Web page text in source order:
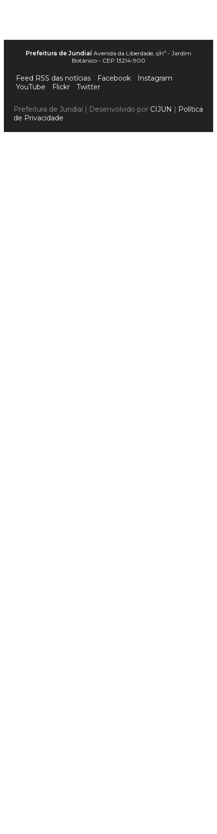
Prefeitura de Jundiaí Avenida da Liberdade, s/nº - Jardim
Botânico - CEP 13214-900
Feed RSS das notícias Facebook
Instagram
YouTube
Flickr Twitter
Prefeitura de Jundiaí | Desenvolvido por CIJUN | Política
de Privacidade